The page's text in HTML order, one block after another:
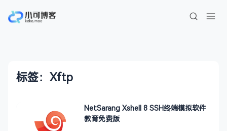
标签：Xftp
NetSarang Xshell 8 SSH终端模拟软件
教育免费版